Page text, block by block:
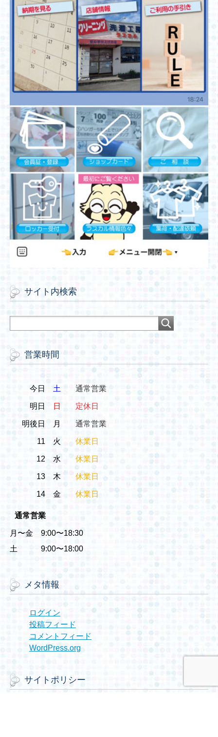
サイト内検索
営業時間
今日 土 通常営業
明日 日 定休日
明後日 月 通常営業
11 火 休業日
12 水 休業日
13 木 休業日
14 金 休業日
通常営業
月〜金 9:00〜18:30
土 9:00〜18:00
メタ情報
ログイン
投稿フィード
コメントフィード
WordPress.org
サイトポリシー